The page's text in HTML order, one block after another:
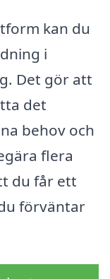
kan du
i
Det gör att
det
behov och
flera
du får ett
förväntar